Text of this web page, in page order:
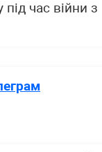
час війни з